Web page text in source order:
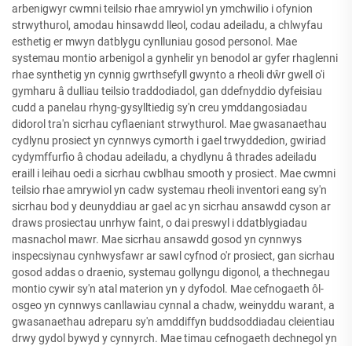
arbenigwyr cwmni teilsio rhae amrywiol yn ymchwilio i ofynion
strwythurol, amodau hinsawdd lleol, codau adeiladu, a chlwyfau
esthetig er mwyn datblygu cynlluniau gosod personol. Mae
systemau montio arbenigol a gynhelir yn benodol ar gyfer rhaglenni
rhae synthetig yn cynnig gwrthsefyll gwynto a rheoli dŵr gwell o'i
gymharu â dulliau teilsio traddodiadol, gan ddefnyddio dyfeisiau
cudd a panelau rhyng-gysylltiedig sy'n creu ymddangosiadau
didorol tra'n sicrhau cyflaeniant strwythurol. Mae gwasanaethau
cydlynu prosiect yn cynnwys cymorth i gael trwyddedion, gwiriad
cydymffurfio â chodau adeiladu, a chydlynu â thrades adeiladu
eraill i leihau oedi a sicrhau cwblhau smooth y prosiect. Mae cwmni
teilsio rhae amrywiol yn cadw systemau rheoli inventori eang sy'n
sicrhau bod y deunyddiau ar gael ac yn sicrhau ansawdd cyson ar
draws prosiectau unrhyw faint, o dai preswyl i ddatblygiadau
masnachol mawr. Mae sicrhau ansawdd gosod yn cynnwys
inspecsiynau cynhwysfawr ar sawl cyfnod o'r prosiect, gan sicrhau
gosod addas o draenio, systemau gollyngu digonol, a thechnegau
montio cywir sy'n atal materion yn y dyfodol. Mae cefnogaeth ôl-
osgeo yn cynnwys canllawiau cynnal a chadw, weinyddu warant, a
gwasanaethau adreparu sy'n amddiffyn buddsoddiadau cleientiau
drwy gydol bywyd y cynnyrch. Mae timau cefnogaeth dechnegol yn